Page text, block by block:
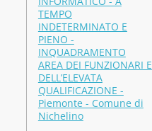
TEMPO
INDETERMINATO E
PIENO -
INQUADRAMENTO
AREA DEI FUNZIONARI E
DELL’ELEVATA
QUALIFICAZIONE -
Piemonte - Comune di
Nichelino